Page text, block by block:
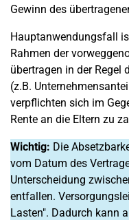
Gewinn des
Hauptanwendungsfall
Rahmen der
übertragen in der Regel
(z.B.
verpflichten sich im
Rente an die Eltern zu
Wichtig: Die
vom Datum des
Unterscheidung
entfallen.
Lasten". Dadurch kann